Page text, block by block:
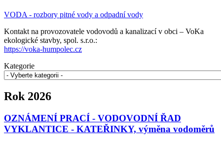
VODA - rozbory pitné vody a odpadní vody
Kontakt na provozovatele vodovodů a kanalizací v obci – VoKa
ekologické stavby, spol. s.r.o.:
https://voka-humpolec.cz
Kategorie
Rok 2026
OZNÁMENÍ PRACÍ - VODOVODNÍ ŘAD
VYKLANTICE - KATEŘINKY, výměna vodoměrů